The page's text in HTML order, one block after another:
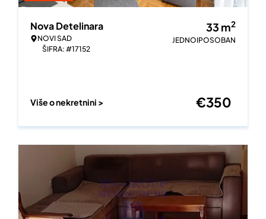
Nova Detelinara
NOVI SAD
ŠIFRA: #17152
33 m2
JEDNOIPOSOBAN
Više o nekretnini > €350